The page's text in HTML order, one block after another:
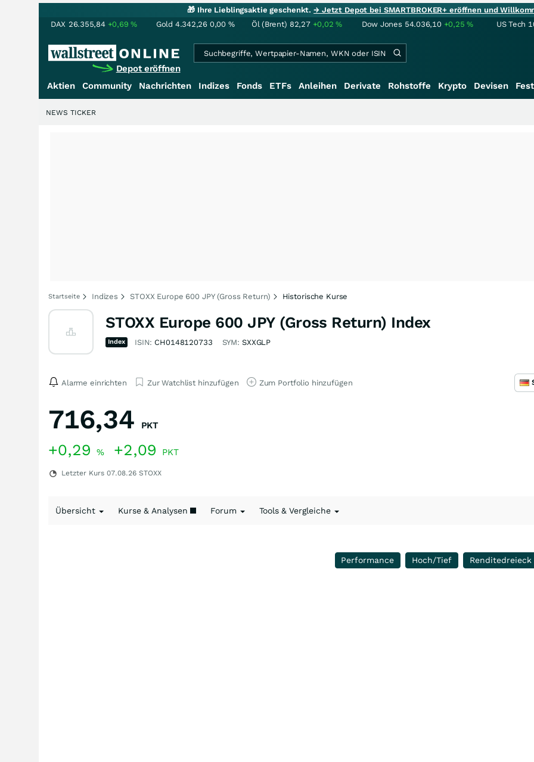
🎁 Ihre Lieblingsaktie geschenkt.→ Jetzt Depot bei SMARTBROKER+ eröffnen und
DAX 26.355,84 +0,69% Gold 4.342,26 0,00 % Öl (Brent) 82,27 +0,02% Dow Jones 54.036,10 +0,25% US Tech
Depot eröffnen
Aktien Community Nachrichten Indizes Fonds ETFs Anleihen Derivate Rohstoffe Krypto Devisen
NEWS TICKER
Startseite Indizes STOXX Europe 600 JPY (Gross Return) Historische Kurse
STOXX Europe 600 JPY (Gross Return) Index
Index ISIN: CH0148120733 SYM: SXXGLP
Alarme einrichten Zur Watchlist hinzufügen Zum Portfolio hinzufügen
716,34 PKT
+0,29 % +2,09 PKT
Letzter Kurs 07.08.26 STOXX
Übersicht Kurse & Analysen Forum Tools & Vergleiche
Performance Hoch/Tief Renditedreieck